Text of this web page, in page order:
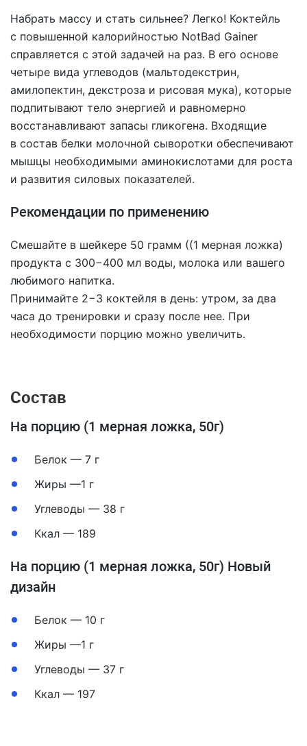
Набрать массу и стать сильнее? Легко! Коктейль
с повышенной калорийностью NotBad Gainer
справляется с этой задачей на раз. В его основе
четыре вида углеводов (мальтодекстрин,
амилопектин, декстроза и рисовая мука), которые
подпитывают тело энергией и равномерно
восстанавливают запасы гликогена. Входящие
в состав белки молочной сыворотки обеспечивают
мышцы необходимыми аминокислотами для роста
и развития силовых показателей.
Рекомендации по применению
Смешайте в шейкере 50 грамм ((1 мерная ложка)
продукта с 300−400 мл воды, молока или вашего
любимого напитка.
Принимайте 2−3 коктейля в день: утром, за два
часа до тренировки и сразу после нее. При
необходимости порцию можно увеличить.
Состав
На порцию (1 мерная ложка, 50г)
Белок — 7 г
Жиры —1 г
Углеводы — 38 г
Ккал — 189
На порцию (1 мерная ложка, 50г) Новый
дизайн
Белок — 10 г
Жиры —1 г
Углеводы — 37 г
Ккал — 197